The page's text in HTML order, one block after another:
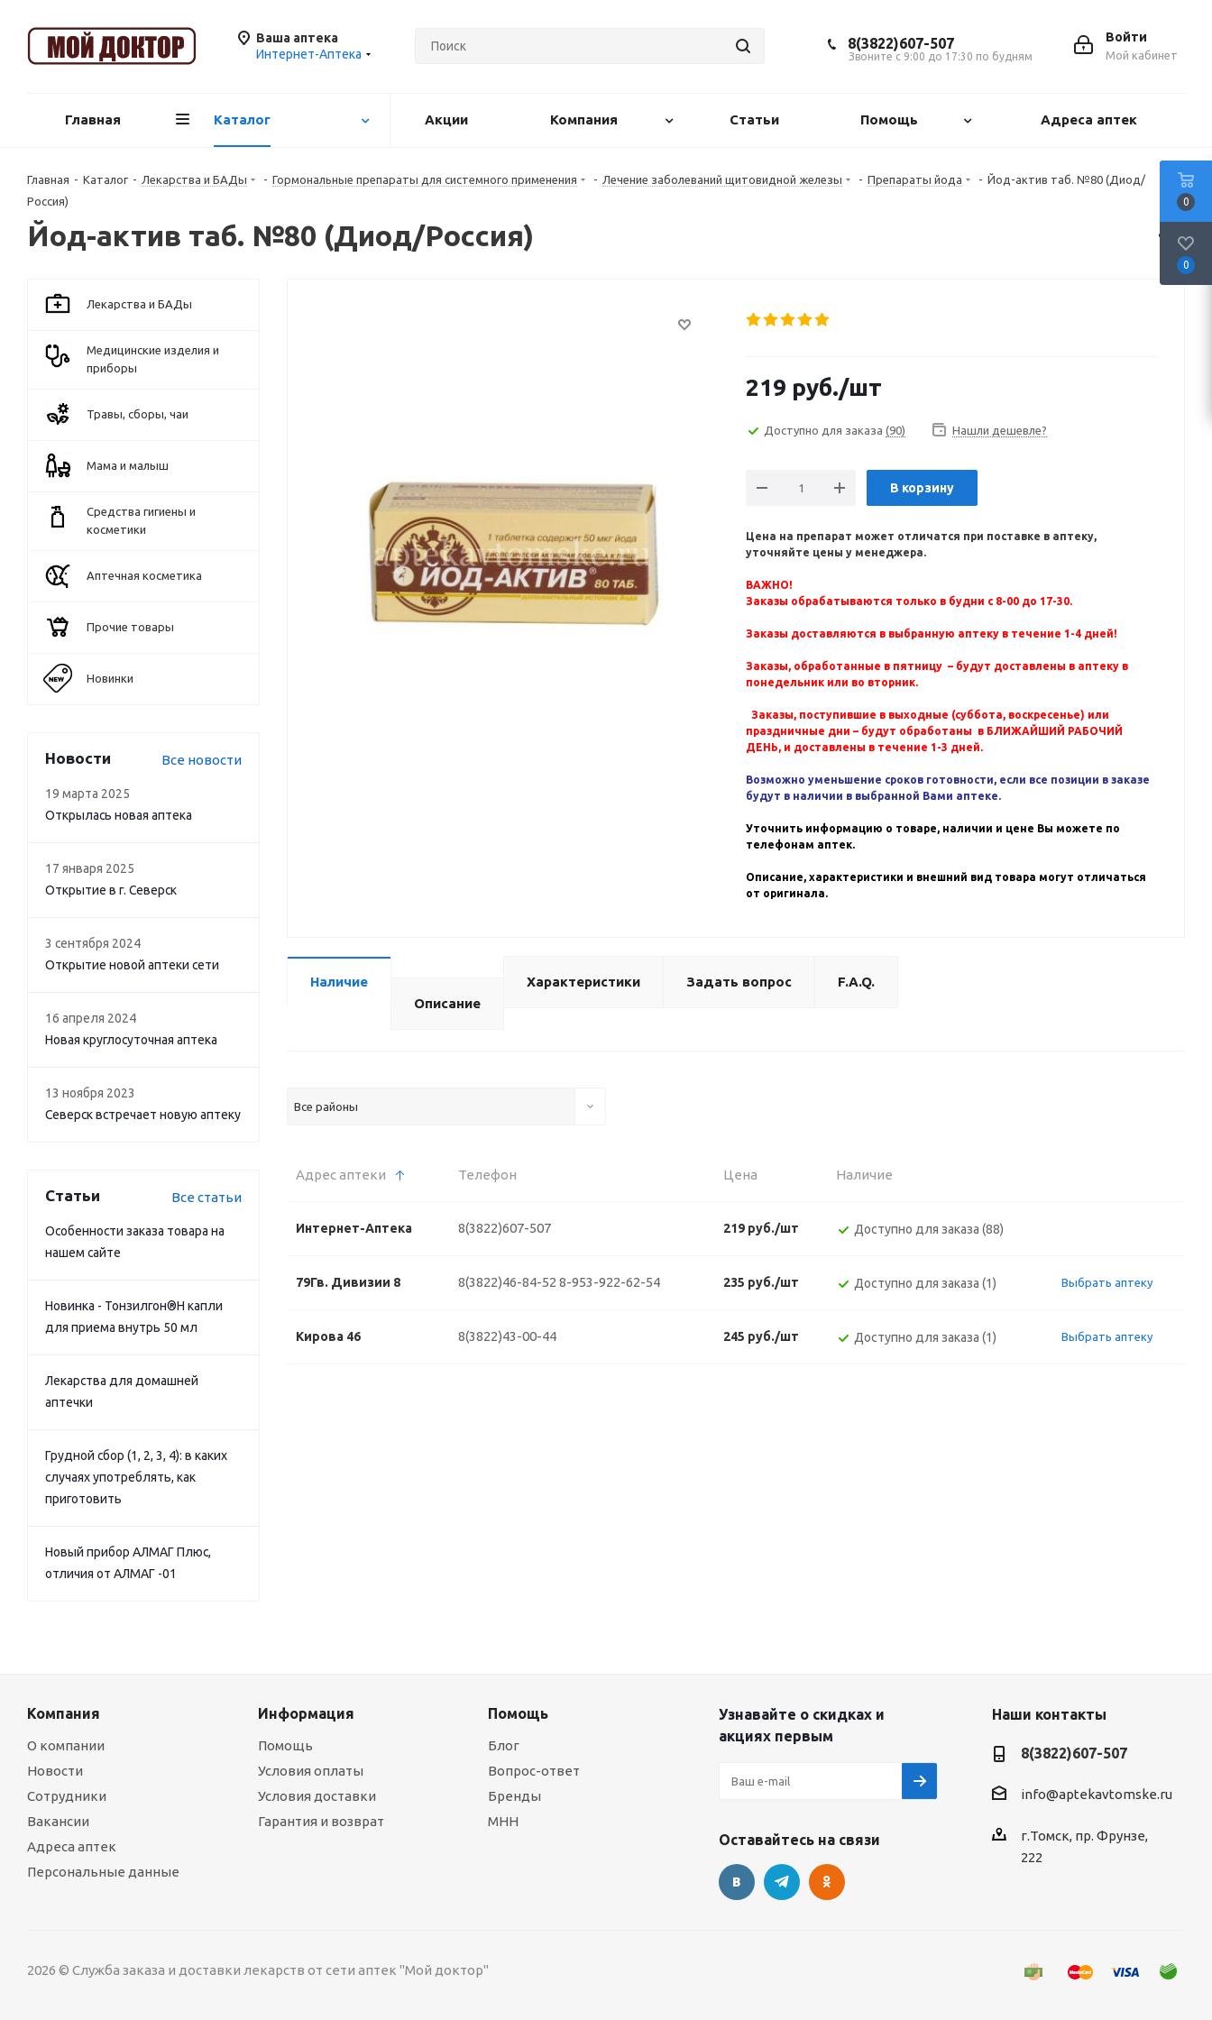
Ваша аптека
Интернет-Аптека
Войти
Мой кабинет
8(3822)607-507
Звоните с 9:00 до 17:30 по будням
Главная Каталог Акции Компания Статьи Помощь Адреса аптек
Главная - Каталог - Лекарства и БАДы - Гормональные препараты для системного применения - Лечение заболеваний щитовидной железы - Препараты йода - Йод-актив таб. №80 (Диод/
Россия)
Йод-актив таб. №80 (Диод/Россия)
219 руб./шт
Доступно для заказа (90) Нашли дешевле?
В корзину
Цена на препарат может отличатся при поставке в аптеку,
уточняйте цены у менеджера.
ВАЖНО!
Заказы обрабатываются только в будни с 8-00 до 17-30.
Заказы доставляются в выбранную аптеку в течение 1-4 дней!
Заказы, обработанные в пятницу – будут доставлены в аптеку в
понедельник или во вторник.
Заказы, поступившие в выходные (суббота, воскресенье) или
праздничные дни – будут обработаны в БЛИЖАЙШИЙ РАБОЧИЙ
ДЕНЬ, и доставлены в течение 1-3 дней.
Возможно уменьшение сроков готовности, если все позиции в заказе
будут в наличии в выбранной Вами аптеке.
Уточнить информацию о товаре, наличии и цене Вы можете по
телефонам аптек.
Описание, характеристики и внешний вид товара могут отличаться
от оригинала.
Наличие
Описание
Характеристики Задать вопрос F.A.Q.
Все районы
Адрес аптеки Телефон Цена Наличие
Интернет-Аптека 8(3822)607-507 219 руб./шт Доступно для заказа (88)
79Гв. Дивизии 8 8(3822)46-84-52 8-953-922-62-54 235 руб./шт Доступно для заказа (1) Выбрать аптеку
Кирова 46 8(3822)43-00-44 245 руб./шт Доступно для заказа (1) Выбрать аптеку
Лекарства и БАДы
Медицинские изделия и
приборы
Травы, сборы, чаи
Мама и малыш
Средства гигиены и
косметики
Аптечная косметика
Прочие товары
Новинки
Новости Все новости
19 марта 2025
Открылась новая аптека
17 января 2025
Открытие в г. Северск
3 сентября 2024
Открытие новой аптеки сети
16 апреля 2024
Новая круглосуточная аптека
13 ноября 2023
Северск встречает новую аптеку
Статьи Все статьи
Особенности заказа товара на
нашем сайте
Новинка - Тонзилгон®Н капли
для приема внутрь 50 мл
Лекарства для домашней
аптечки
Грудной сбор (1, 2, 3, 4): в каких
случаях употреблять, как
приготовить
Новый прибор АЛМАГ Плюс,
отличия от АЛМАГ -01
Компания
О компании
Новости
Сотрудники
Вакансии
Адреса аптек
Персональные данные
Информация
Помощь
Условия оплаты
Условия доставки
Гарантия и возврат
Помощь
Блог
Вопрос-ответ
Бренды
МНН
Узнавайте о скидках и
акциях первым
Оставайтесь на связи
Наши контакты
8(3822)607-507
info@aptekavtomske.ru
г.Томск, пр. Фрунзе,
222
2026 © Служба заказа и доставки лекарств от сети аптек "Мой доктор"
0
0